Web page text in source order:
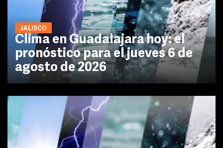
JALISCO
Clima en Guadalajara hoy: el
pronóstico para el jueves 6 de
agosto de 2026